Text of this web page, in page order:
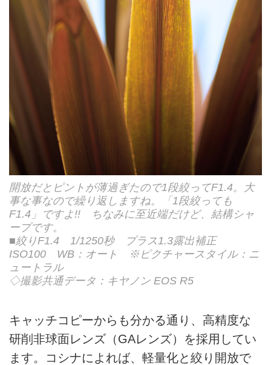
開放だとピントが薄過ぎたので1段絞ってF1.4。大
事な事なので繰り返しますね。「1段絞っても
F1.4」ですよ!! ちなみに至近端だけど、結構シャ
ープです。
■絞りF1.4 1/1250秒 プラス1.3露出補正
ISO100 WB：オート ※ピクチャースタイル：ニ
ュートラル
◇撮影共通データ：キヤノン EOS R5
キャッチコピーからも分かる通り、高精度な
研削非球面レンズ（GAレンズ）を採用してい
ます。コシナによれば、軽量化と絞り開放で